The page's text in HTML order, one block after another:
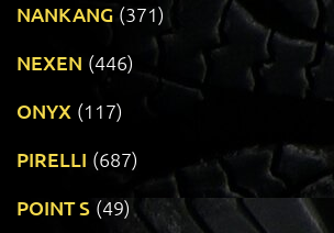
NANKANG (371)
NEXEN (446)
ONYX (117)
PIRELLI (687)
POINT S (49)